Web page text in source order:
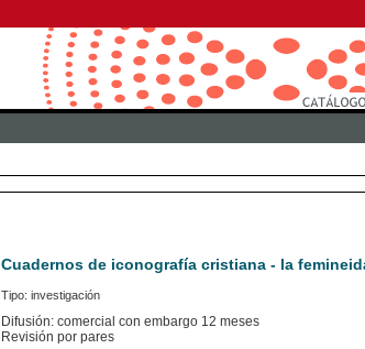
Cuadernos de iconografía cristiana - la
Tipo: investigación
Difusión: comercial con embargo 12 meses
Revisión por pares